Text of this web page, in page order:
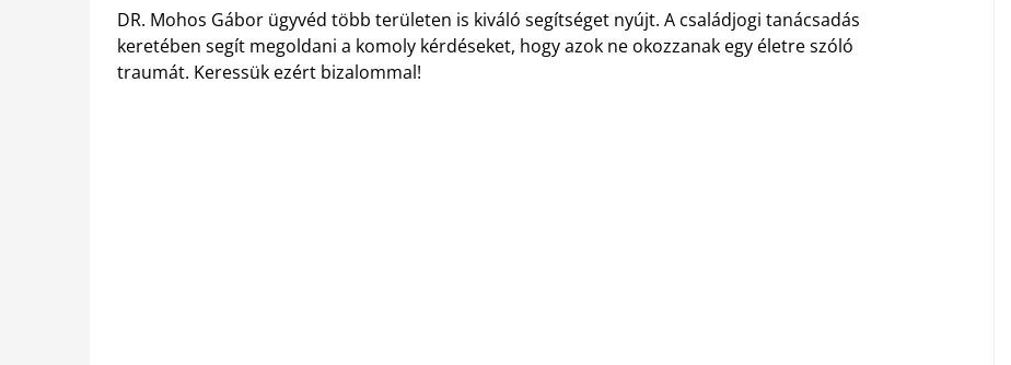
DR. Mohos Gábor ügyvéd több területen is kiváló segítséget nyújt. A családjogi tanácsadás
keretében segít megoldani a komoly kérdéseket, hogy azok ne okozzanak egy életre szóló
traumát. Keressük ezért bizalommal!